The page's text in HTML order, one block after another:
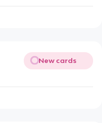
New cards